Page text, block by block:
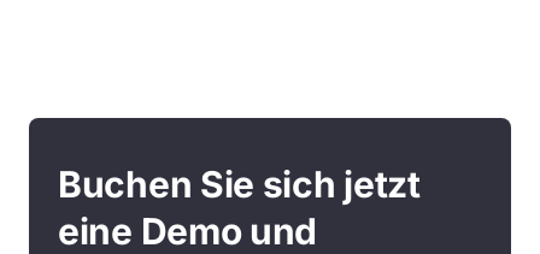
Buchen Sie sich jetzt
eine Demo und